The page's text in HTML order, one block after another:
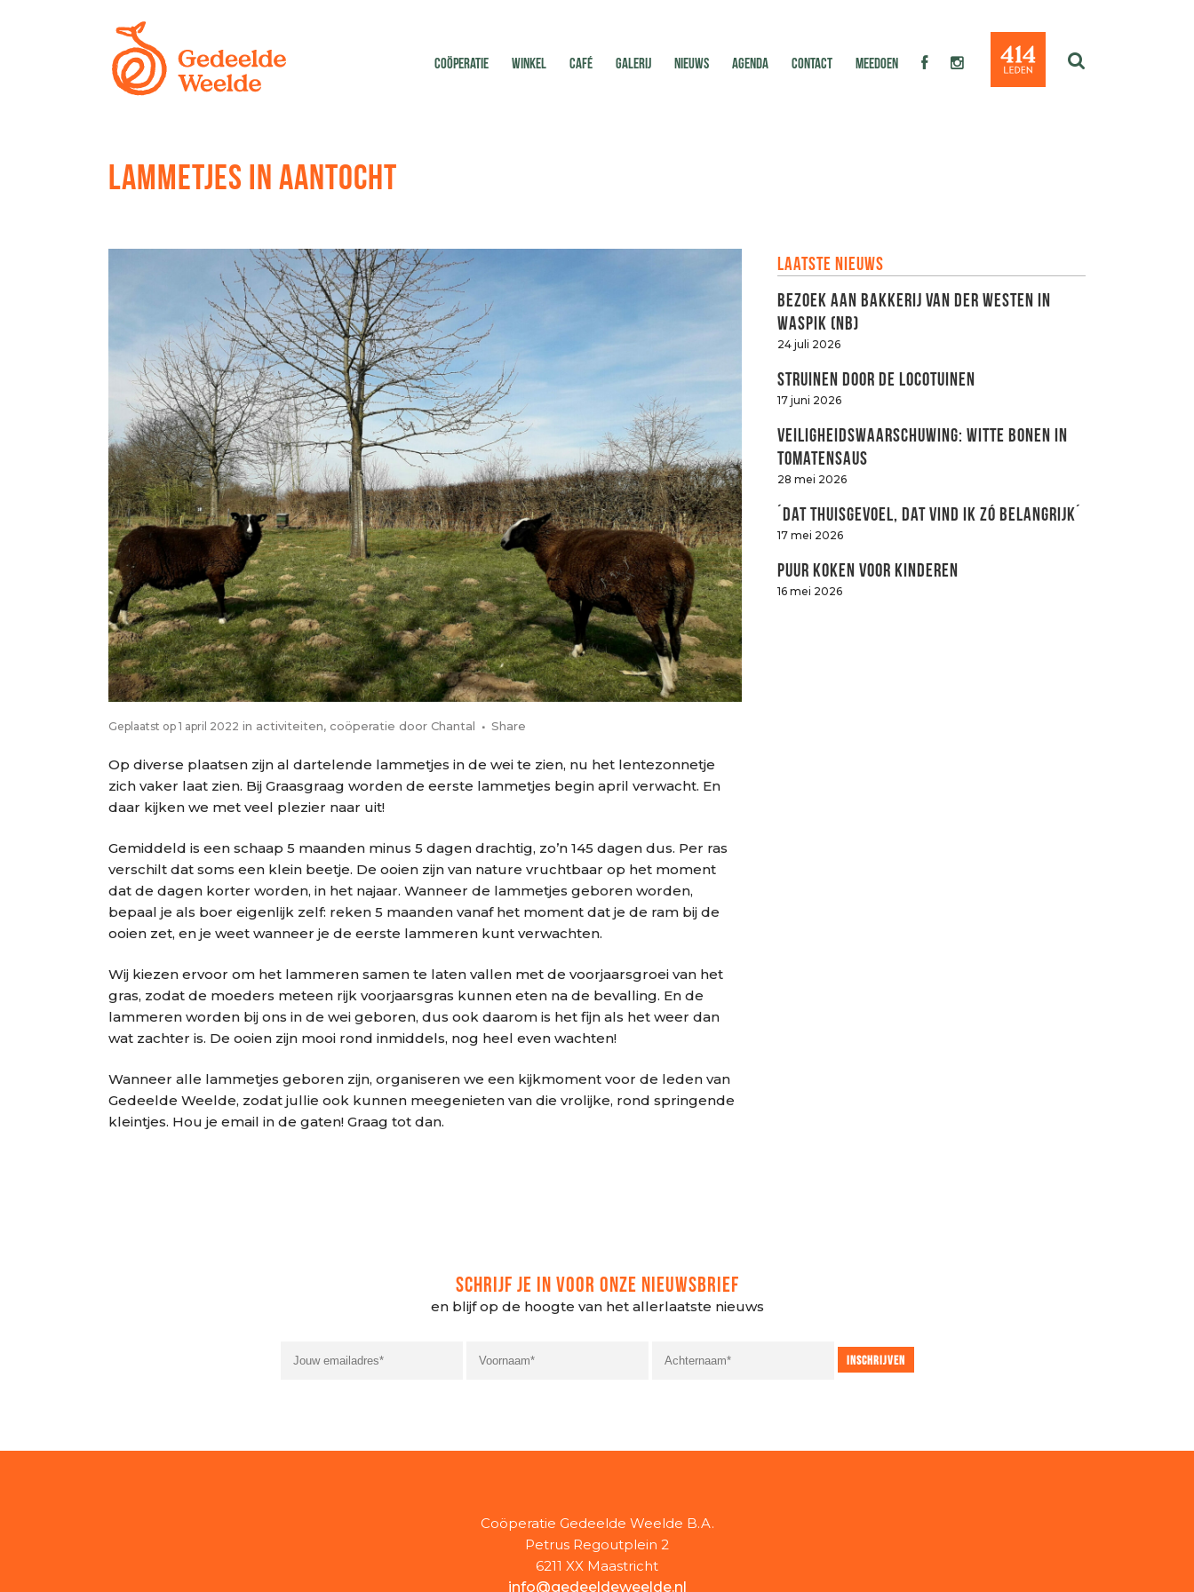
COÖPERATIE WINKEL CAFÉ GALERIJ NIEUWS AGENDA CONTACT MEEDOEN
LAMMETJES IN AANTOCHT
Geplaatst op 1 april 2022 in activiteiten, coöperatie door Chantal Share
Op diverse plaatsen zijn al dartelende lammetjes in de wei te zien, nu het lentezonnetje
zich vaker laat zien. Bij Graasgraag worden de eerste lammetjes begin april verwacht. En
daar kijken we met veel plezier naar uit!
Gemiddeld is een schaap 5 maanden minus 5 dagen drachtig, zo’n 145 dagen dus. Per ras
verschilt dat soms een klein beetje. De ooien zijn van nature vruchtbaar op het moment
dat de dagen korter worden, in het najaar. Wanneer de lammetjes geboren worden,
bepaal je als boer eigenlijk zelf: reken 5 maanden vanaf het moment dat je de ram bij de
ooien zet, en je weet wanneer je de eerste lammeren kunt verwachten.
Wij kiezen ervoor om het lammeren samen te laten vallen met de voorjaarsgroei van het
gras, zodat de moeders meteen rijk voorjaarsgras kunnen eten na de bevalling. En de
lammeren worden bij ons in de wei geboren, dus ook daarom is het fijn als het weer dan
wat zachter is. De ooien zijn mooi rond inmiddels, nog heel even wachten!
Wanneer alle lammetjes geboren zijn, organiseren we een kijkmoment voor de leden van
Gedeelde Weelde, zodat jullie ook kunnen meegenieten van die vrolijke, rond springende
kleintjes. Hou je email in de gaten! Graag tot dan.
Laatste nieuws
Bezoek aan Bakkerij van der Westen in
Waspik (NB)
24 juli 2026
Struinen door de LOCOtuinen
17 juni 2026
Veiligheidswaarschuwing: witte bonen in
tomatensaus
28 mei 2026
´Dat thuisgevoel, dat vind ik zó belangrijk´
17 mei 2026
Puur koken voor kinderen
16 mei 2026
SCHRIJF JE IN VOOR ONZE NIEUWSBRIEF
en blijf op de hoogte van het allerlaatste nieuws
Coöperatie Gedeelde Weelde B.A.
Petrus Regoutplein 2
6211 XX Maastricht
info@gedeeldeweelde.nl